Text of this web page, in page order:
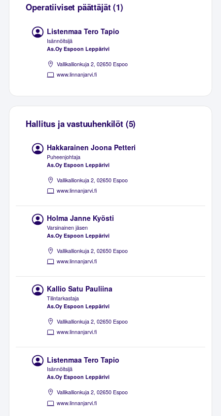
Operatiiviset päättäjät (1)
Listenmaa Tero Tapio
Isännöitsijä
As.Oy Espoon Leppärivi
Vallikallionkuja 2, 02650 Espoo
www.linnanjarvi.fi
Hallitus ja vastuuhenkilöt (5)
Hakkarainen Joona Petteri
Puheenjohtaja
As.Oy Espoon Leppärivi
Vallikallionkuja 2, 02650 Espoo
www.linnanjarvi.fi
Holma Janne Kyösti
Varsinainen jäsen
As.Oy Espoon Leppärivi
Vallikallionkuja 2, 02650 Espoo
www.linnanjarvi.fi
Kallio Satu Pauliina
Tilintarkastaja
As.Oy Espoon Leppärivi
Vallikallionkuja 2, 02650 Espoo
www.linnanjarvi.fi
Listenmaa Tero Tapio
Isännöitsijä
As.Oy Espoon Leppärivi
Vallikallionkuja 2, 02650 Espoo
www.linnanjarvi.fi